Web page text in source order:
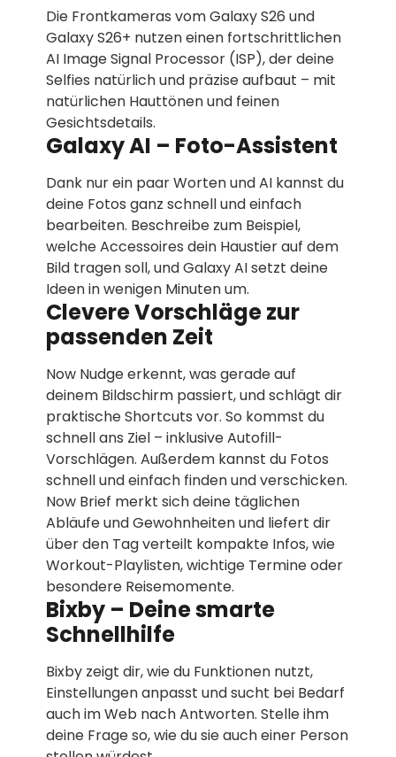
Die Frontkameras vom Galaxy S26 und
Galaxy S26+ nutzen einen fortschrittlichen
AI Image Signal Processor (ISP), der deine
Selfies natürlich und präzise aufbaut – mit
natürlichen Hauttönen und feinen
Gesichtsdetails.
Galaxy AI – Foto-Assistent
Dank nur ein paar Worten und AI kannst du
deine Fotos ganz schnell und einfach
bearbeiten. Beschreibe zum Beispiel,
welche Accessoires dein Haustier auf dem
Bild tragen soll, und Galaxy AI setzt deine
Ideen in wenigen Minuten um.
Clevere Vorschläge zur
passenden Zeit
Now Nudge erkennt, was gerade auf
deinem Bildschirm passiert, und schlägt dir
praktische Shortcuts vor. So kommst du
schnell ans Ziel – inklusive Autofill-
Vorschlägen. Außerdem kannst du Fotos
schnell und einfach finden und verschicken.
Now Brief merkt sich deine täglichen
Abläufe und Gewohnheiten und liefert dir
über den Tag verteilt kompakte Infos, wie
Workout-Playlisten, wichtige Termine oder
besondere Reisemomente.
Bixby – Deine smarte
Schnellhilfe
Bixby zeigt dir, wie du Funktionen nutzt,
Einstellungen anpasst und sucht bei Bedarf
auch im Web nach Antworten. Stelle ihm
deine Frage so, wie du sie auch einer Person